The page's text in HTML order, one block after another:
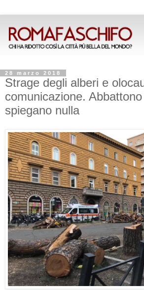
28 marzo 2018
Strage degli alberi e
comunicazione.
spiegano nulla